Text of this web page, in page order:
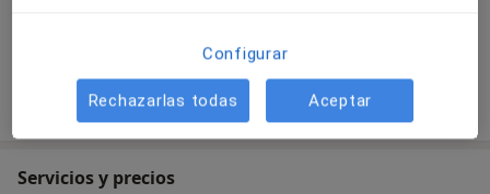
Mostrar más detalles
sobre la experiencia
Servicios y precios
Configurar
Rechazarlas todas Aceptar